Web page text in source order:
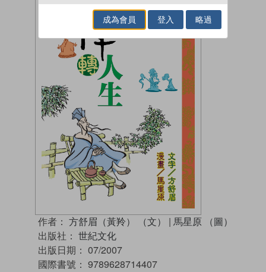
作者： 方舒眉（黃羚） （文） | 馬星原 （圖）
出版社： 世紀文化
出版日期： 07/2007
國際書號： 9789628714407
成為會員 登入 略過